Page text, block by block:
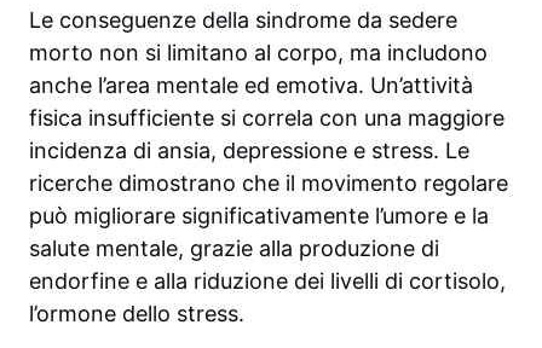
Le conseguenze della sindrome da sedere
morto non si limitano al corpo, ma includono
anche l’area mentale ed emotiva. Un’attività
fisica insufficiente si correla con una maggiore
incidenza di ansia, depressione e stress. Le
ricerche dimostrano che il movimento regolare
può migliorare significativamente l’umore e la
salute mentale, grazie alla produzione di
endorfine e alla riduzione dei livelli di cortisolo,
l’ormone dello stress.